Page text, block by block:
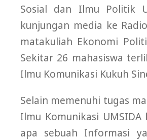
Sosial dan Ilmu Politik
kunjungan media ke
matakuliah Ekonomi
Sekitar 26 mahasiswa
Ilmu Komunikasi Kukuh
Selain memenuhi tugas
Ilmu Komunikasi
apa sebuah Informasi